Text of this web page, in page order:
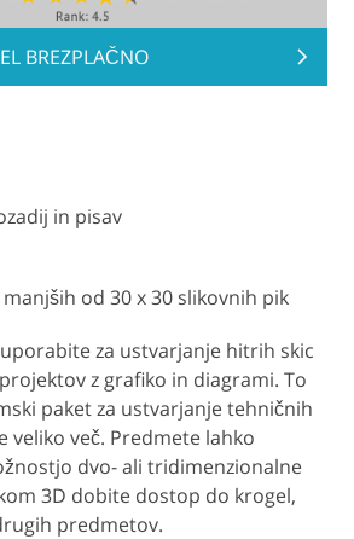
BREZPLAČNO
in pisav
od 30 x 30 slikovnih pik
za ustvarjanje hitrih skic
z grafiko in diagrami. To
paket za ustvarjanje tehničnih
veliko več. Predmete lahko
dvo- ali tridimenzionalne
3D dobite dostop do krogel,
predmetov.